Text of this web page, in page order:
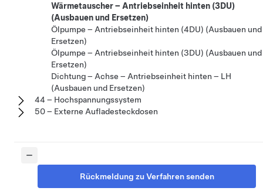
Wärmetauscher – Antriebseinheit hinten (3DU)
(Ausbauen und Ersetzen)
Ölpumpe – Antriebseinheit hinten (4DU) (Ausbauen und
Ersetzen)
Ölpumpe – Antriebseinheit hinten (3DU) (Ausbauen und
Ersetzen)
Dichtung – Achse – Antriebseinheit hinten – LH
(Ausbauen und Ersetzen)
44 – Hochspannungssystem
50 – Externe Aufladesteckdosen
Rückmeldung zu Verfahren senden